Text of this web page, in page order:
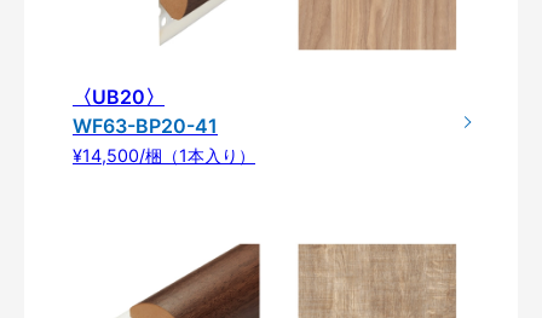
〈UB20〉
WF63-BP20-41
¥14,500/梱（1本入り）